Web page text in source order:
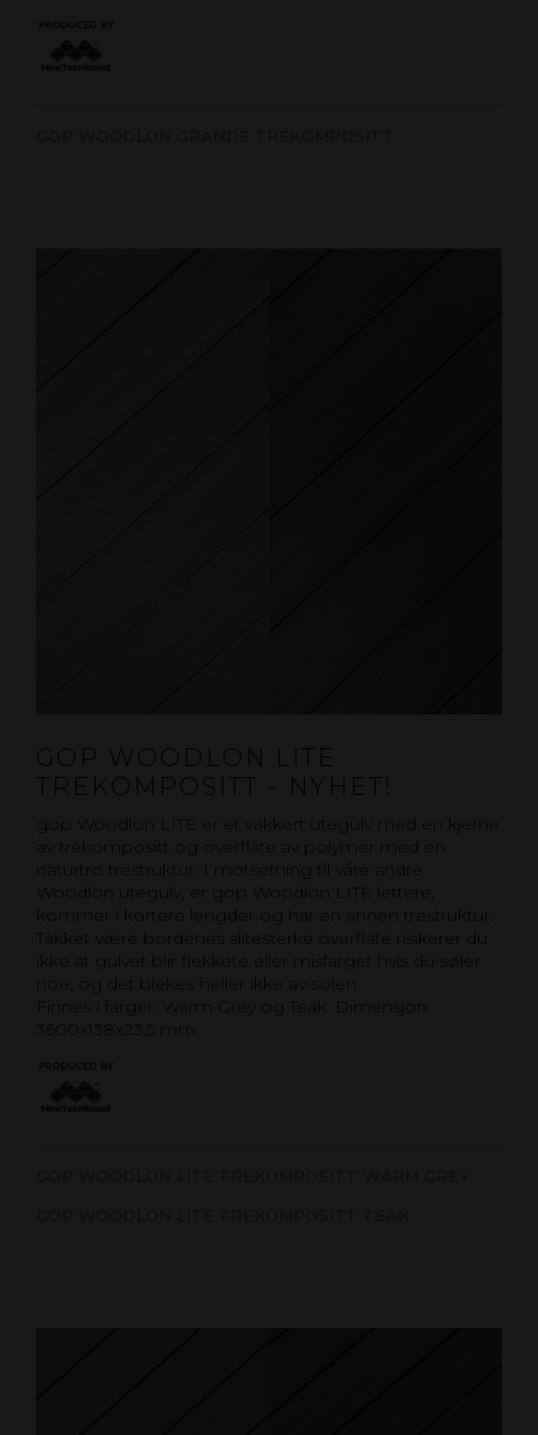
GOP WOODLON LITE
TREKOMPOSITT - NYHET!
gop Woodlon LITE er et vakkert utegulv med en kjerne
av trekompositt og overflate av polymer med en
naturtro trestruktur. I motsetning til våre andre
Woodlon utegulv, er gop Woodlon LITE lettere,
kommer i kortere lengder og har en annen trestruktur.
Takket være bordenes slitesterke overflate risikerer du
ikke at gulvet blir flekkete eller misfarget hvis du søler
noe, og det blekes heller ikke av solen.
Finnes i farger: Warm Grey og Teak. Dimensjon:
3600x138x23,5 mm